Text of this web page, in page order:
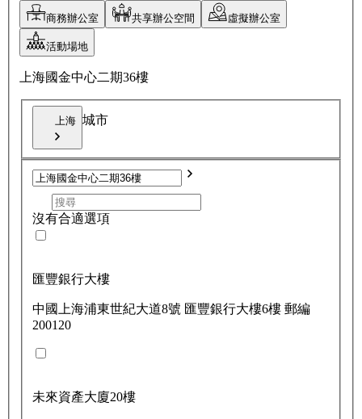
商務辦公室 共享辦公空間 虛擬辦公室
活動場地
上海國金中心二期36樓
上海 城市
沒有合適選項
匯豐銀行大樓
中國上海浦東世紀大道8號 匯豐銀行大樓6樓 郵編
200120
未來資產大廈20樓